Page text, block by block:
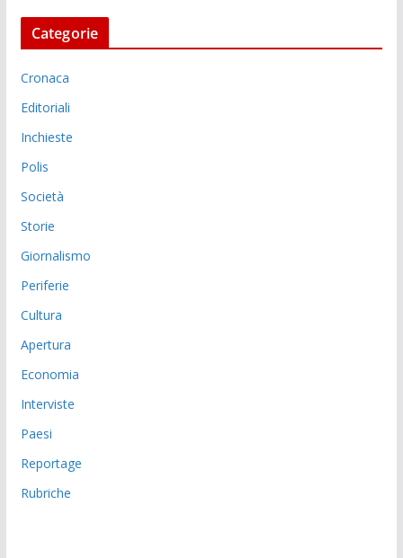
Categorie
Cronaca
Editoriali
Inchieste
Polis
Società
Storie
Giornalismo
Periferie
Cultura
Apertura
Economia
Interviste
Paesi
Reportage
Rubriche